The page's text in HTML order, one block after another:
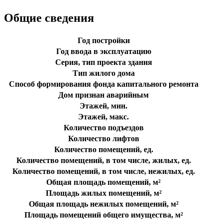
Общие сведения
Год постройки
Год ввода в эксплуатацию
Серия, тип проекта здания
Тип жилого дома
Способ формирования фонда капитального ремонта
Дом признан аварийным
Этажей, мин.
Этажей, макс.
Количество подъездов
Количество лифтов
Количество помещений, ед.
Количество помещений, в том числе, жилых, ед.
Количество помещений, в том числе, нежилых, ед.
Общая площадь помещений, м²
Площадь жилых помещений, м²
Общая площадь нежилых помещений, м²
Площадь помещений общего имущества, м²